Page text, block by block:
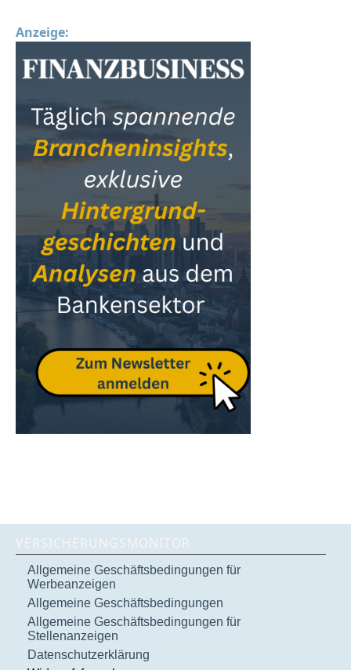
Anzeige:
VERSICHERUNGSMONITOR
Allgemeine Geschäftsbedingungen für
Werbeanzeigen
Allgemeine Geschäftsbedingungen
Allgemeine Geschäftsbedingungen für
Stellenanzeigen
Datenschutzerklärung